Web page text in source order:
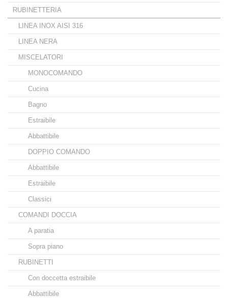
RUBINETTERIA
LINEA INOX AISI 316
LINEA NERA
MISCELATORI
MONOCOMANDO
Cucina
Bagno
Estraibile
Abbattibile
DOPPIO COMANDO
Abbattibile
Estraibile
Classici
COMANDI DOCCIA
A paratia
Sopra piano
RUBINETTI
Con doccetta estraibile
Abbattibile